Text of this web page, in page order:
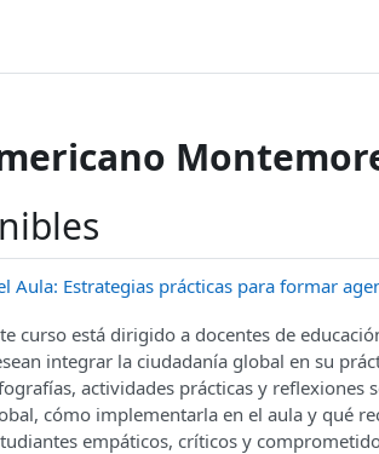
Aula: Estrategias prácticas para formar
curso está dirigido a docentes de
integrar la ciudadanía global en su
actividades prácticas y reflexiones
cómo implementarla en el aula y qué
empáticos, críticos y